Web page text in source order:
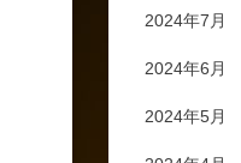
2024年7月
2024年6月
2024年5月